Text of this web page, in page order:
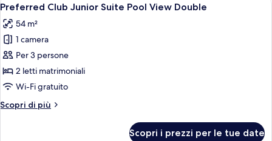
Suite
Ocean
View
tutte
le
foto
per
Preferred
Club
Suite
5
Preferred Club Junior Suite Pool View Double
54 m²
1 camera
Per 3 persone
2 letti matrimoniali
Wi-Fi gratuito
Scopri di più
Altri
Scopri i prezzi per le tue date